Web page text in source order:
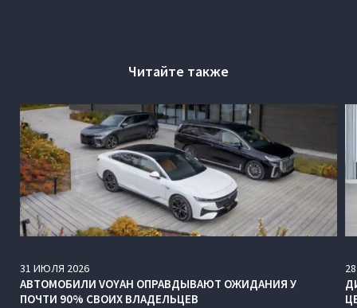
Читайте также
31 ИЮЛЯ 2026
АВТОМОБИЛИ VOYAH ОПРАВДЫВАЮТ ОЖИДАНИЯ У
ПОЧТИ 90% СВОИХ ВЛАДЕЛЬЦЕВ
28